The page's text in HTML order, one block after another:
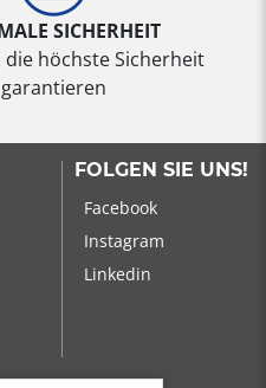
SICHERHEIT
die höchste Sicherheit
garantieren
FOLGEN SIE UNS!
Facebook
Instagram
Linkedin